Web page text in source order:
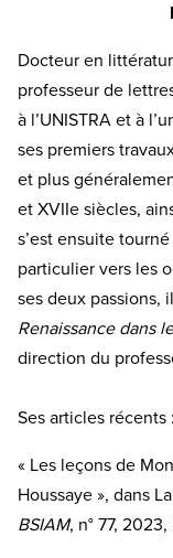
Docteur en
professeur de
à l’UNISTRA et à
ses premiers
et plus
et XVIIe siècles,
s’est ensuite
particulier vers les
ses deux passions,
Renaissance dans
direction du
Ses articles récents :
« Les leçons de
Houssaye », dans
BSIAM, n° 77, 2023,